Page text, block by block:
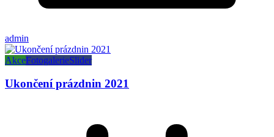
admin
AkceFotogalerieSlider
Ukončení prázdnin 2021